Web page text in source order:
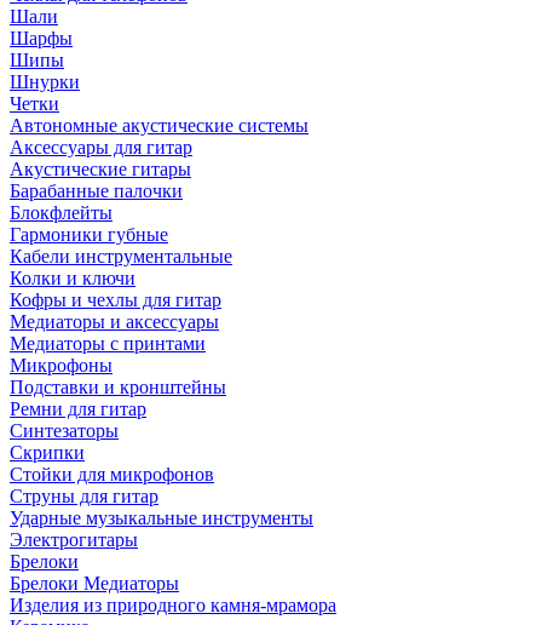
Шали
Шарфы
Шипы
Шнурки
Четки
Автономные акустические системы
Аксессуары для гитар
Акустические гитары
Барабанные палочки
Блокфлейты
Гармоники губные
Кабели инструментальные
Колки и ключи
Кофры и чехлы для гитар
Медиаторы и аксессуары
Медиаторы с принтами
Микрофоны
Подставки и кронштейны
Ремни для гитар
Синтезаторы
Скрипки
Стойки для микрофонов
Струны для гитар
Ударные музыкальные инструменты
Электрогитары
Брелоки
Брелоки Медиаторы
Изделия из природного камня-мрамора